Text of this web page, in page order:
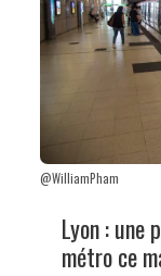
@WilliamPham
Lyon : une
métro ce